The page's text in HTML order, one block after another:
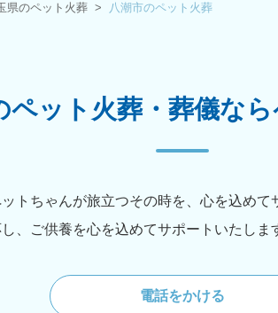
県のペット火葬 八潮市のペット火葬
ペット火葬・葬儀な
トちゃんが旅立つその時を、心を込め
、ご供養を心を込めてサポートいたしま
電話をかける